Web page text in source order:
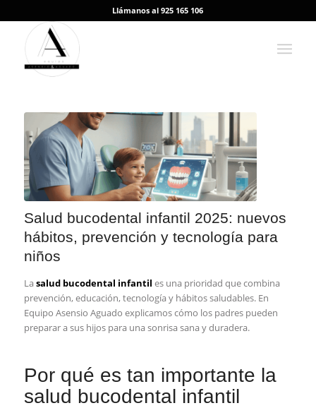
Llámanos al 925 165 106
Salud bucodental infantil 2025: nuevos
hábitos, prevención y tecnología para
niños
Lasalud bucodental infantil es una prioridad que combina
prevención, educación, tecnología y hábitos saludables. En
Equipo Asensio Aguado explicamos cómo los padres pueden
preparar a sus hijos para una sonrisa sana y duradera.
Por qué es tan importante la
salud bucodental infantil